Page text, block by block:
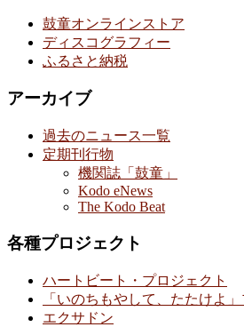
鼓童オンラインストア
ディスコグラフィー
ふるさと納税
アーカイブ
過去のニュース一覧
定期刊行物
機関誌「鼓童」
Kodo eNews
The Kodo Beat
各種プロジェクト
ハートビート・プロジェクト
「いのちもやして、たたけよ
エクサドン